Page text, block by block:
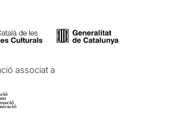
associat a